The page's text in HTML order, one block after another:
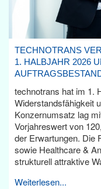
TECHNOTRANS
1. HALBJAHR 2026
technotrans hat im 1.
Widerstandsfähigkeit
Konzernumsatz lag
Vorjahreswert von
der Erwartungen. Die
sowie Healthcare &
strukturell attraktive
Weiterlesen...